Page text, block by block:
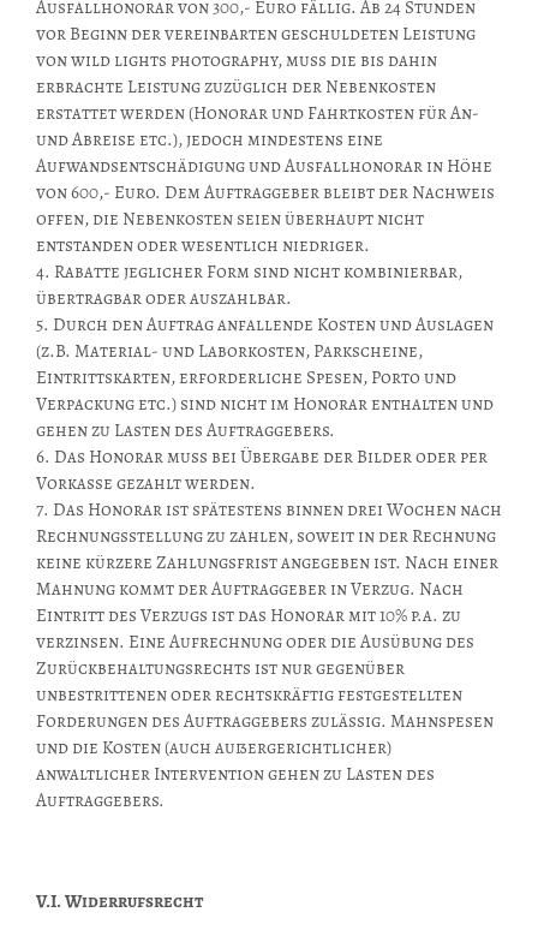
Ausfallhonorar von 300,- Euro fällig. Ab 24 Stunden
vor Beginn der vereinbarten geschuldeten Leistung
von wild lights photography, muss die bis dahin
erbrachte Leistung zuzüglich der Nebenkosten
erstattet werden (Honorar und Fahrtkosten für An-
und Abreise etc.), jedoch mindestens eine
Aufwandsentschädigung und Ausfallhonorar in Höhe
von 600,- Euro. Dem Auftraggeber bleibt der Nachweis
offen, die Nebenkosten seien überhaupt nicht
entstanden oder wesentlich niedriger.
4. Rabatte jeglicher Form sind nicht kombinierbar,
übertragbar oder auszahlbar.
5. Durch den Auftrag anfallende Kosten und Auslagen
(z.B. Material- und Laborkosten, Parkscheine,
Eintrittskarten, erforderliche Spesen, Porto und
Verpackung etc.) sind nicht im Honorar enthalten und
gehen zu Lasten des Auftraggebers.
6. Das Honorar muss bei Übergabe der Bilder oder per
Vorkasse gezahlt werden.
7. Das Honorar ist spätestens binnen drei Wochen nach
Rechnungsstellung zu zahlen, soweit in der Rechnung
keine kürzere Zahlungsfrist angegeben ist. Nach einer
Mahnung kommt der Auftraggeber in Verzug. Nach
Eintritt des Verzugs ist das Honorar mit 10% p.a. zu
verzinsen. Eine Aufrechnung oder die Ausübung des
Zurückbehaltungsrechts ist nur gegenüber
unbestrittenen oder rechtskräftig festgestellten
Forderungen des Auftraggebers zulässig. Mahnspesen
und die Kosten (auch außergerichtlicher)
anwaltlicher Intervention gehen zu Lasten des
Auftraggebers.
V.I. Widerrufsrecht